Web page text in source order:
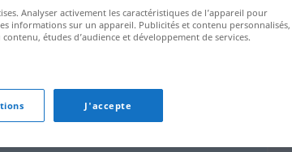
Analyser activement les caractéristiques de l’appareil pour
informations sur un appareil. Publicités et contenu personnalisés,
études d’audience et développement de services.
J'accepte